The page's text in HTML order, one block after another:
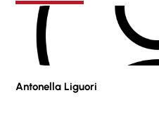
Antonella Liguori